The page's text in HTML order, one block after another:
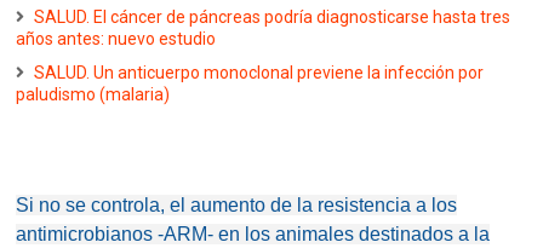
SALUD. El cáncer de páncreas podría diagnosticarse hasta tres
años antes: nuevo estudio
SALUD. Un anticuerpo monoclonal previene la infección por
paludismo (malaria)
Si no se controla, el aumento de la resistencia a los
antimicrobianos -ARM- en los animales destinados a la